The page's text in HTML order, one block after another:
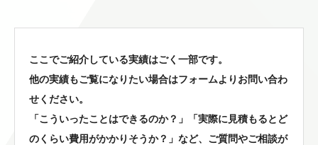
ここでご紹介している実績はごく一部です。
他の実績もご覧になりたい場合はフォームよりお問い合わ
せください。
「こういったことはできるのか？」「実際に見積もるとど
のくらい費用がかかりそうか？」など、 ご質問やご相談が